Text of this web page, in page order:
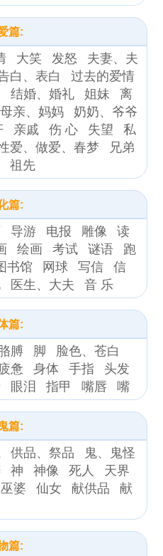
篇:
大笑 发怒
夫妻、夫
白、表白
过去的爱情
结婚、婚礼 姐妹
离
母亲、妈妈
奶奶、爷爷
亲戚 伤 心 失望
私
爱、做爱、春梦
兄弟
祖先
篇:
导游 电报 雕像
读
绘画 考试 谜语
跑
书馆 网球 写信
信
医生、大夫 音 乐
篇:
膊 脚
脸色、苍白
惫 身体 手指
头发
眼泪 指甲 嘴唇 嘴
篇:
供品、祭品
鬼、鬼怪
神 神像 死人
天界
巫婆 仙女 献供品
献
篇: